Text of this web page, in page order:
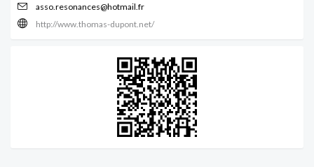
asso.resonances@hotmail.fr
http://www.thomas-dupont.net/